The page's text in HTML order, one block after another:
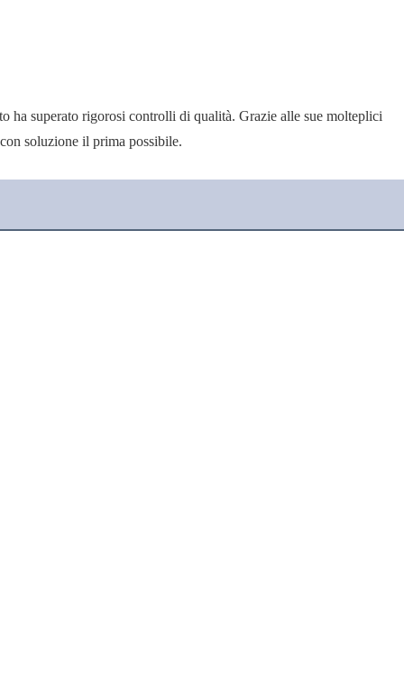
ha superato rigorosi controlli di qualità. Grazie alle sue molteplici
soluzione il prima possibile.